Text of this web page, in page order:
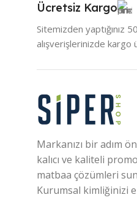
Ücretsiz Kargo
Sitemizden yaptığınız
alışverişlerinizde kargo
Markanızı bir adım
kalıcı ve kaliteli
matbaa çözümleri
Kurumsal kimliğinizi